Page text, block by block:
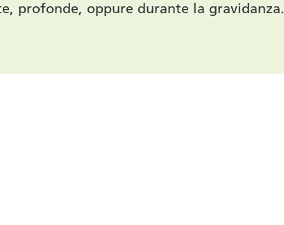
profonde, oppure durante la gravidanza.